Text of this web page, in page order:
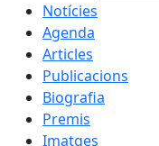
Notícies
Agenda
Articles
Publicacions
Biografia
Premis
Imatges